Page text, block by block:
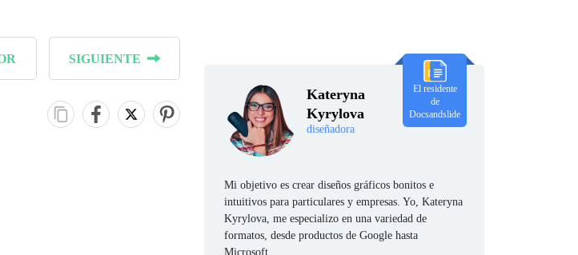
SIGUIENTE
Kateryna
Kyrylova
diseñadora
El residente
de
Docsandslide
Mi objetivo es crear diseños gráficos bonitos e
intuitivos para particulares y empresas. Yo, Kateryna
Kyrylova, me especializo en una variedad de
formatos, desde productos de Google hasta
Microsoft.